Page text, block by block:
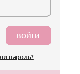
ВОЙТИ
пароль?